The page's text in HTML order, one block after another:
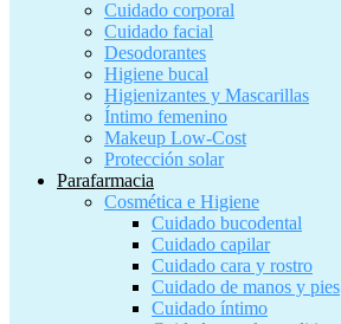
Cuidado corporal
Cuidado facial
Desodorantes
Higiene bucal
Higienizantes y Mascarillas
Íntimo femenino
Makeup Low-Cost
Protección solar
Parafarmacia
Cosmética e Higiene
Cuidado bucodental
Cuidado capilar
Cuidado cara y rostro
Cuidado de manos y pies
Cuidado íntimo